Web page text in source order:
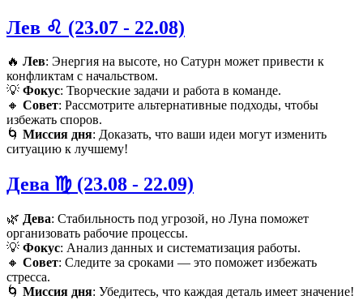
Лев ♌️ (23.07 - 22.08)
🔥 Лев: Энергия на высоте, но Сатурн может привести к
конфликтам с начальством.
💡 Фокус: Творческие задачи и работа в команде.
🔸 Совет: Рассмотрите альтернативные подходы, чтобы
избежать споров.
🌀 Миссия дня: Доказать, что ваши идеи могут изменить
ситуацию к лучшему!
Дева ♍️ (23.08 - 22.09)
🌿 Дева: Стабильность под угрозой, но Луна поможет
организовать рабочие процессы.
💡 Фокус: Анализ данных и систематизация работы.
🔸 Совет: Следите за сроками — это поможет избежать
стресса.
🌀 Миссия дня: Убедитесь, что каждая деталь имеет значение!